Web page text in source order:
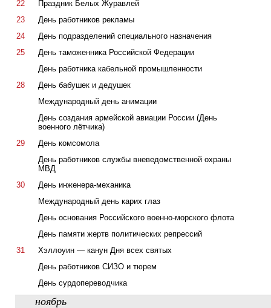
22
Праздник Белых Журавлей
23
День работников рекламы
24
День подразделений специального назначения
25
День таможенника Российской Федерации
День работника кабельной промышленности
28
День бабушек и дедушек
Международный день анимации
День создания армейской авиации России (День
военного лётчика)
29
День комсомола
День работников службы вневедомственной охраны
МВД
30
День инженера-механика
Международный день карих глаз
День основания Российского военно-морского флота
День памяти жертв политических репрессий
31
Хэллоуин — канун Дня всех святых
День работников СИЗО и тюрем
День сурдопереводчика
ноябрь